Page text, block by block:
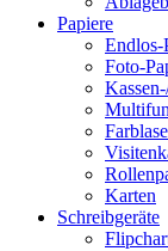
Papiere
Endlos-
Foto-
Karten
Schreibgeräte